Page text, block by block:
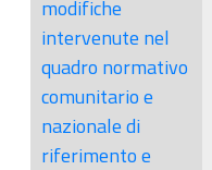
modifiche
intervenute nel
quadro normativo
comunitario e
nazionale di
riferimento e